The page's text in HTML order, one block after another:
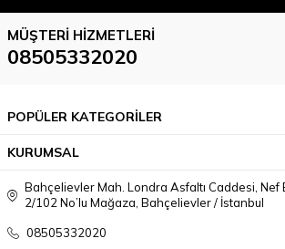
MÜŞTERI HIZMETLERI
08505332020
POPÜLER KATEGORİLER
KURUMSAL
Bahçelievler Mah. Londra Asfaltı Caddesi,
2/102 No’lu Mağaza, Bahçelievler / İstanbul
08505332020